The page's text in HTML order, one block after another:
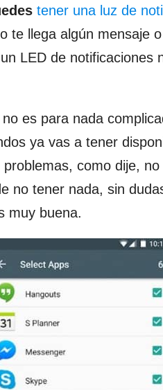
tener una luz de
te llega algún mensaje
LED de notificaciones
es para nada
ya vas a tener
como dije,
no tener nada, sin
muy buena.